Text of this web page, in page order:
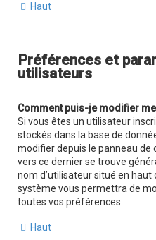
Haut
Préférences et
utilisateurs
Comment puis-je modifier
Si vous êtes un utilisateur
stockés dans la base de
modifier depuis le panneau de
vers ce dernier se trouve
nom d’utilisateur situé en haut
système vous permettra de
toutes vos préférences.
Haut